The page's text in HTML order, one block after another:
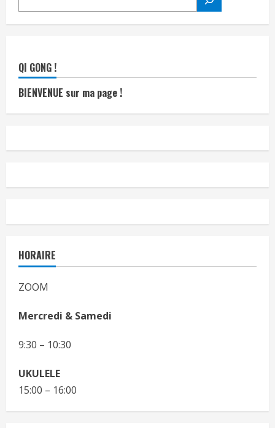
QI GONG !
BIENVENUE sur ma page !
HORAIRE
ZOOM
Mercredi & Samedi
9:30 – 10:30
UKULELE
15:00 – 16:00